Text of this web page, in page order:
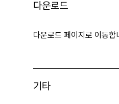
다운로드
다운로드 페이지로 이동합
기타